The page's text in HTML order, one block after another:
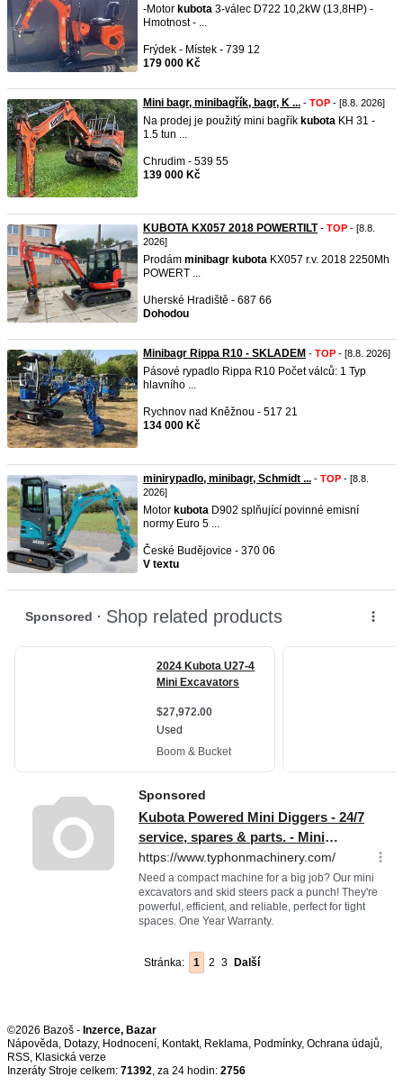
-Motor kubota 3-válec D722 10,2kW (13,8HP) -
Hmotnost - ...
Frýdek - Místek - 739 12
179 000 Kč
Mini bagr, minibagřík, bagr, K ... - TOP - [8.8. 2026]
Na prodej je použitý mini bagřík kubota KH 31 -
1.5 tun ...
Chrudim - 539 55
139 000 Kč
KUBOTA KX057 2018 POWERTILT- TOP - [8.8.
2026]
Prodám minibagr kubota KX057 r.v. 2018 2250Mh
POWERT ...
Uherské Hradiště - 687 66
Dohodou
Minibagr Rippa R10 - SKLADEM - TOP - [8.8. 2026]
Pásové rypadlo Rippa R10 Počet válců: 1 Typ
hlavního ...
Rychnov nad Kněžnou - 517 21
134 000 Kč
minirypadlo, minibagr, Schmidt ... - TOP - [8.8.
2026]
Motor kubota D902 splňující povinné emisní
normy Euro 5 ...
České Budějovice - 370 06
V textu
Stránka: 1 2 3 Další
©2026 Bazoš - Inzerce, Bazar
Nápověda, Dotazy, Hodnocení, Kontakt, Reklama, Podmínky, Ochrana údajů,
RSS,
Inzeráty Stroje celkem: 71392, za 24 hodin: 2756